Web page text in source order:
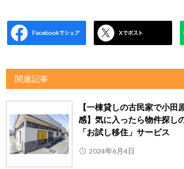
関連記事
【一棟貸しの古民家で小田
感】気に入ったら物件探し
「お試し移住」サービス
2024年6月4日